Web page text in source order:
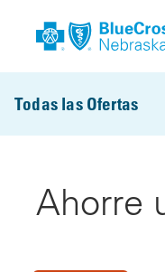
Todas las Ofertas
Ahorre